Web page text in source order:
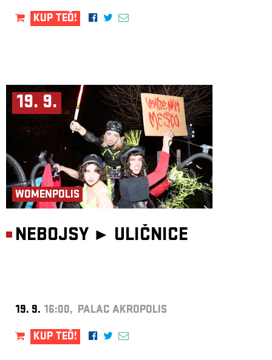
KUP TEĎ!
19. 9.
WOMENPOLIS
NEBOJSY ► ULIČNICE
19. 9. 16:00, PALÁC AKROPOLIS
KUP TEĎ!